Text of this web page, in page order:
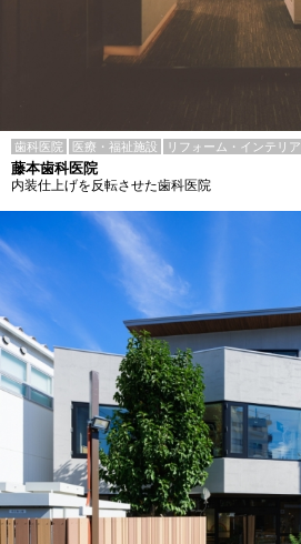
歯科医院 医療・福祉施設 リフォーム・インテリア
藤本歯科医院
内装仕上げを反転させた歯科医院